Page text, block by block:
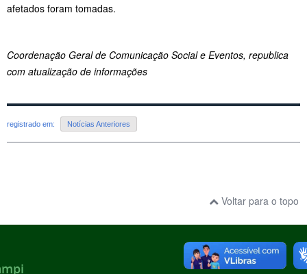
afetados foram tomadas.
Coordenação Geral de Comunicação Social e Eventos, republica
com atualização de informações
registrado em: Notícias Anteriores
Voltar para o topo